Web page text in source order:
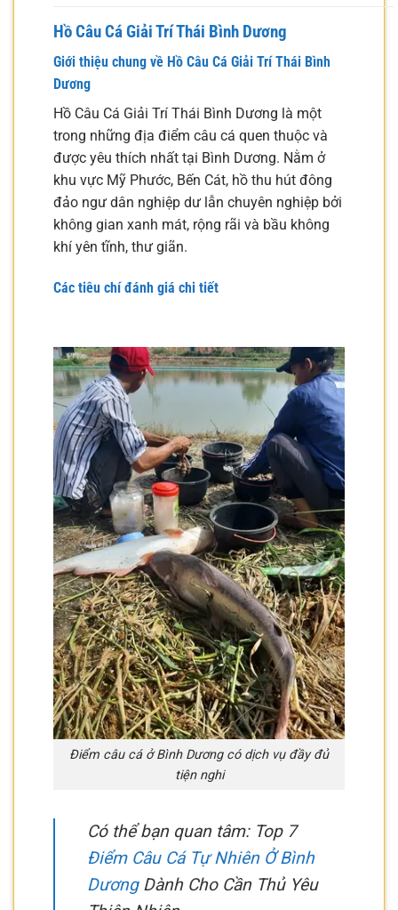
Hồ Câu Cá Giải Trí Thái Bình Dương
Giới thiệu chung về Hồ Câu Cá Giải Trí Thái Bình
Dương
Hồ Câu Cá Giải Trí Thái Bình Dương là một
trong những địa điểm câu cá quen thuộc và
được yêu thích nhất tại Bình Dương. Nằm ở
khu vực Mỹ Phước, Bến Cát, hồ thu hút đông
đảo ngư dân nghiệp dư lẫn chuyên nghiệp bởi
không gian xanh mát, rộng rãi và bầu không
khí yên tĩnh, thư giãn.
Các tiêu chí đánh giá chi tiết
Điểm câu cá ở Bình Dương có dịch vụ đầy đủ
tiện nghi
Có thể bạn quan tâm: Top 7
Điểm Câu Cá Tự Nhiên Ở Bình
DươngDành Cho Cần Thủ Yêu